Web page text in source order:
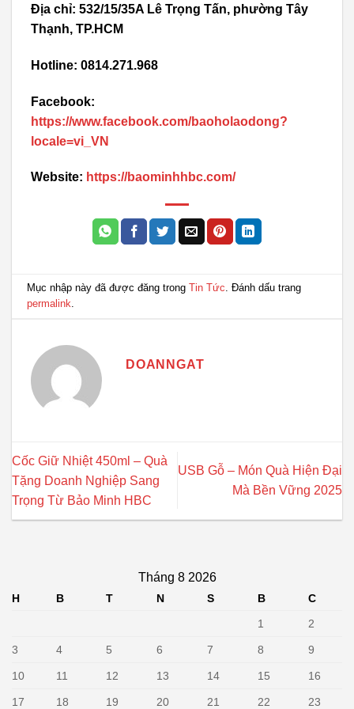
Địa chỉ: 532/15/35A Lê Trọng Tấn, phường Tây
Thạnh, TP.HCM
Hotline: 0814.271.968
Facebook:
https://www.facebook.com/baoholaodong?
locale=vi_VN
Website: https://baominhhbc.com/
Mục nhập này đã được đăng trongTin Tức . Đánh dấu trang
permalink
DOANNGAT
Cốc Giữ Nhiệt 450ml – Quà
Tặng Doanh Nghiệp Sang
Trọng Từ Bảo Minh HBC
USB Gỗ – Món Quà Hiện Đại
Mà Bền Vững 2025
Tháng 8 2026
H B T N S B
C
1
2
3 4 5 6 7 8 9
10 11 12 13 14 15 16
17 18 19 20 21 22 23